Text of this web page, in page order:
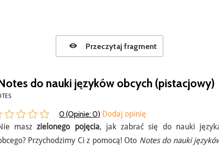
Przeczytaj fragment
do nauki języków obcych (pistacjowy)
0 (Opinie:0) Dodaj opinię
maszzielonego pojęcia, jak zabrać się do nauki
Przychodzimy Ci z pomocą! Oto Notes do nauki